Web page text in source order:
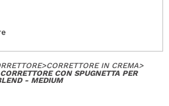
>CORRETTORE IN CREMA>
CON SPUGNETTA PER
- MEDIUM